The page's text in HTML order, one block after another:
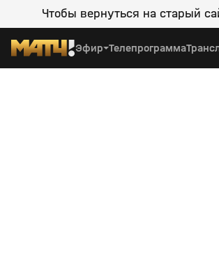
Чтобы вернуться на старый
Эфир Телепрограмма